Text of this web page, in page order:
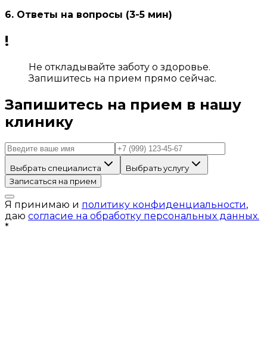
6. Ответы на вопросы (3-5 мин)
!
Не откладывайте заботу о здоровье.
Запишитесь на прием прямо сейчас.
Запишитесь на прием в нашу
клинику
Выбрать специалиста
Выбрать услугу
Записаться на прием
Я принимаю и политику конфиденциальности,
даю согласие на обработку персональных данных.
*